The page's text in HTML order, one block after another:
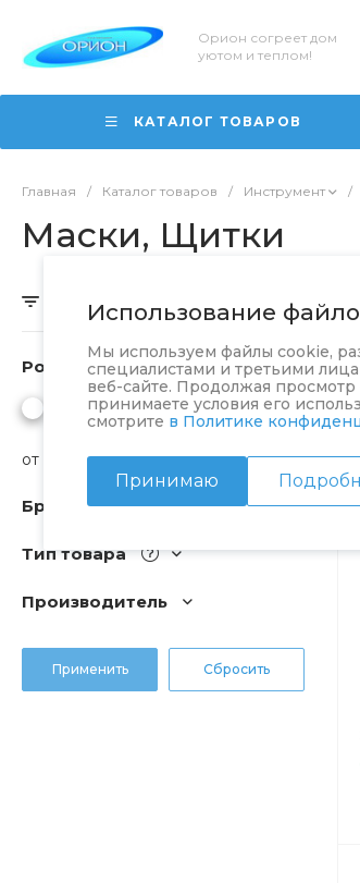
Орион согреет дом
уютом и теплом!
КАТАЛОГ ТОВАРОВ
Главная / Каталог товаров / Инструмент /
Маски, Щитки
Использование
Мы используем файлы cookie,
специалистами и третьими
веб-сайте. Продолжая
принимаете условия его
смотрите в Политике
Принимаю
Скрыть фильтр
Розничная
от до
Бренд
Тип товара
Производитель